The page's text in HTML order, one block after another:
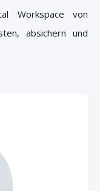
Workspace von
absichern und